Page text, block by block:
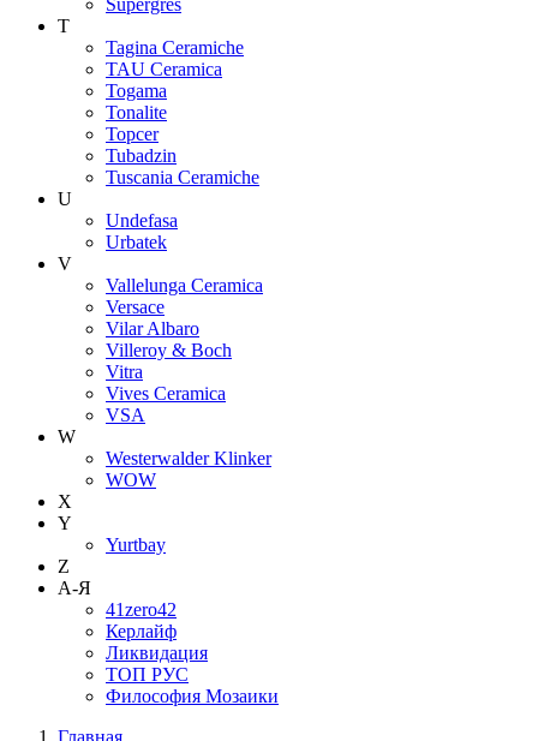
T
Tagina Ceramiche
TAU Ceramica
Togama
Tonalite
Topcer
Tubadzin
Tuscania Ceramiche
U
Undefasa
Urbatek
V
Vallelunga Ceramica
Versace
Vilar Albaro
Villeroy & Boch
Vitra
Vives Ceramica
VSA
W
Westerwalder Klinker
WOW
X
Y
Yurtbay
Z
А-Я
41zero42
Керлайф
Ликвидация
ТОП РУС
Философия Мозаики
Главная